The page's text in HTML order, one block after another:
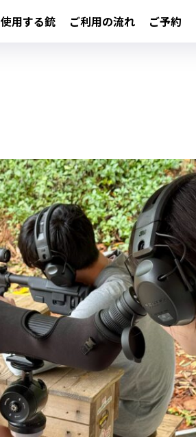
使用する銃 ご利用の流れ ご予約